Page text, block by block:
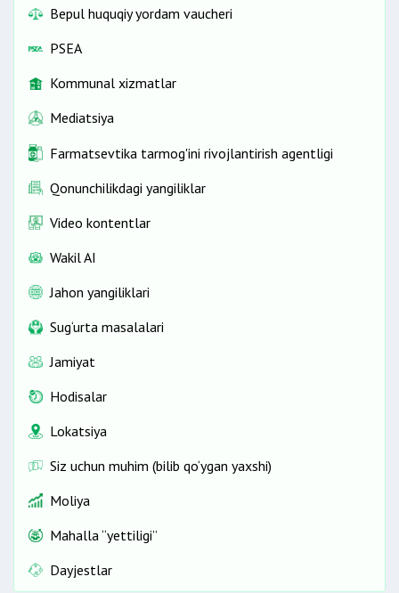
Bepul huquqiy yordam vaucheri
PSEA
Kommunal xizmatlar
Mediatsiya
Farmatsevtika tarmog'ini rivojlantirish agentligi
Qonunchilikdagi yangiliklar
Video kontentlar
Wakil AI
Jahon yangiliklari
Sug‘urta masalalari
Jamiyat
Hodisalar
Lokatsiya
Siz uchun muhim (bilib qo‘ygan yaxshi)
Moliya
Mahalla “yettiligi”
Dayjestlar